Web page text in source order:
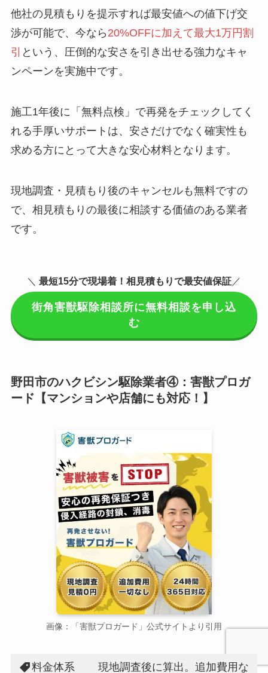
他社の見積もりを提示すれば最安値への値下げ交
渉が可能で、今なら 20%OFFに加えて最大1万円割
引 という、圧倒的な安さを引き出せる強力なキャ
ンペーンを実施中です。
施工1年後に「無料点検」で再発をチェックしてく
れる手厚いサポートは、安さだけでなく確実性も
求める方にとって大きな安心材料となります。
現地調査・見積もり後のキャンセルも無料ですの
で、相見積もりの最後に相談する価値のある業者
です。
＼ 最短15分で現場着 ！相見積もりで最安値保証 ／
街角害獣駆除相談所に無料相談を申し込
む
野田市のハクビシン駆除業者④：害獣プロガ
ード【マンションや店舗にも対応！】
画像：「害獣プロガード」公式サイトより引用
料金体系 現地調査後に算出。追加費用な